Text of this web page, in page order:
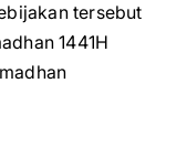
tersebut
1441H